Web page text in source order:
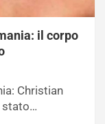
il corpo
Christian
stato…